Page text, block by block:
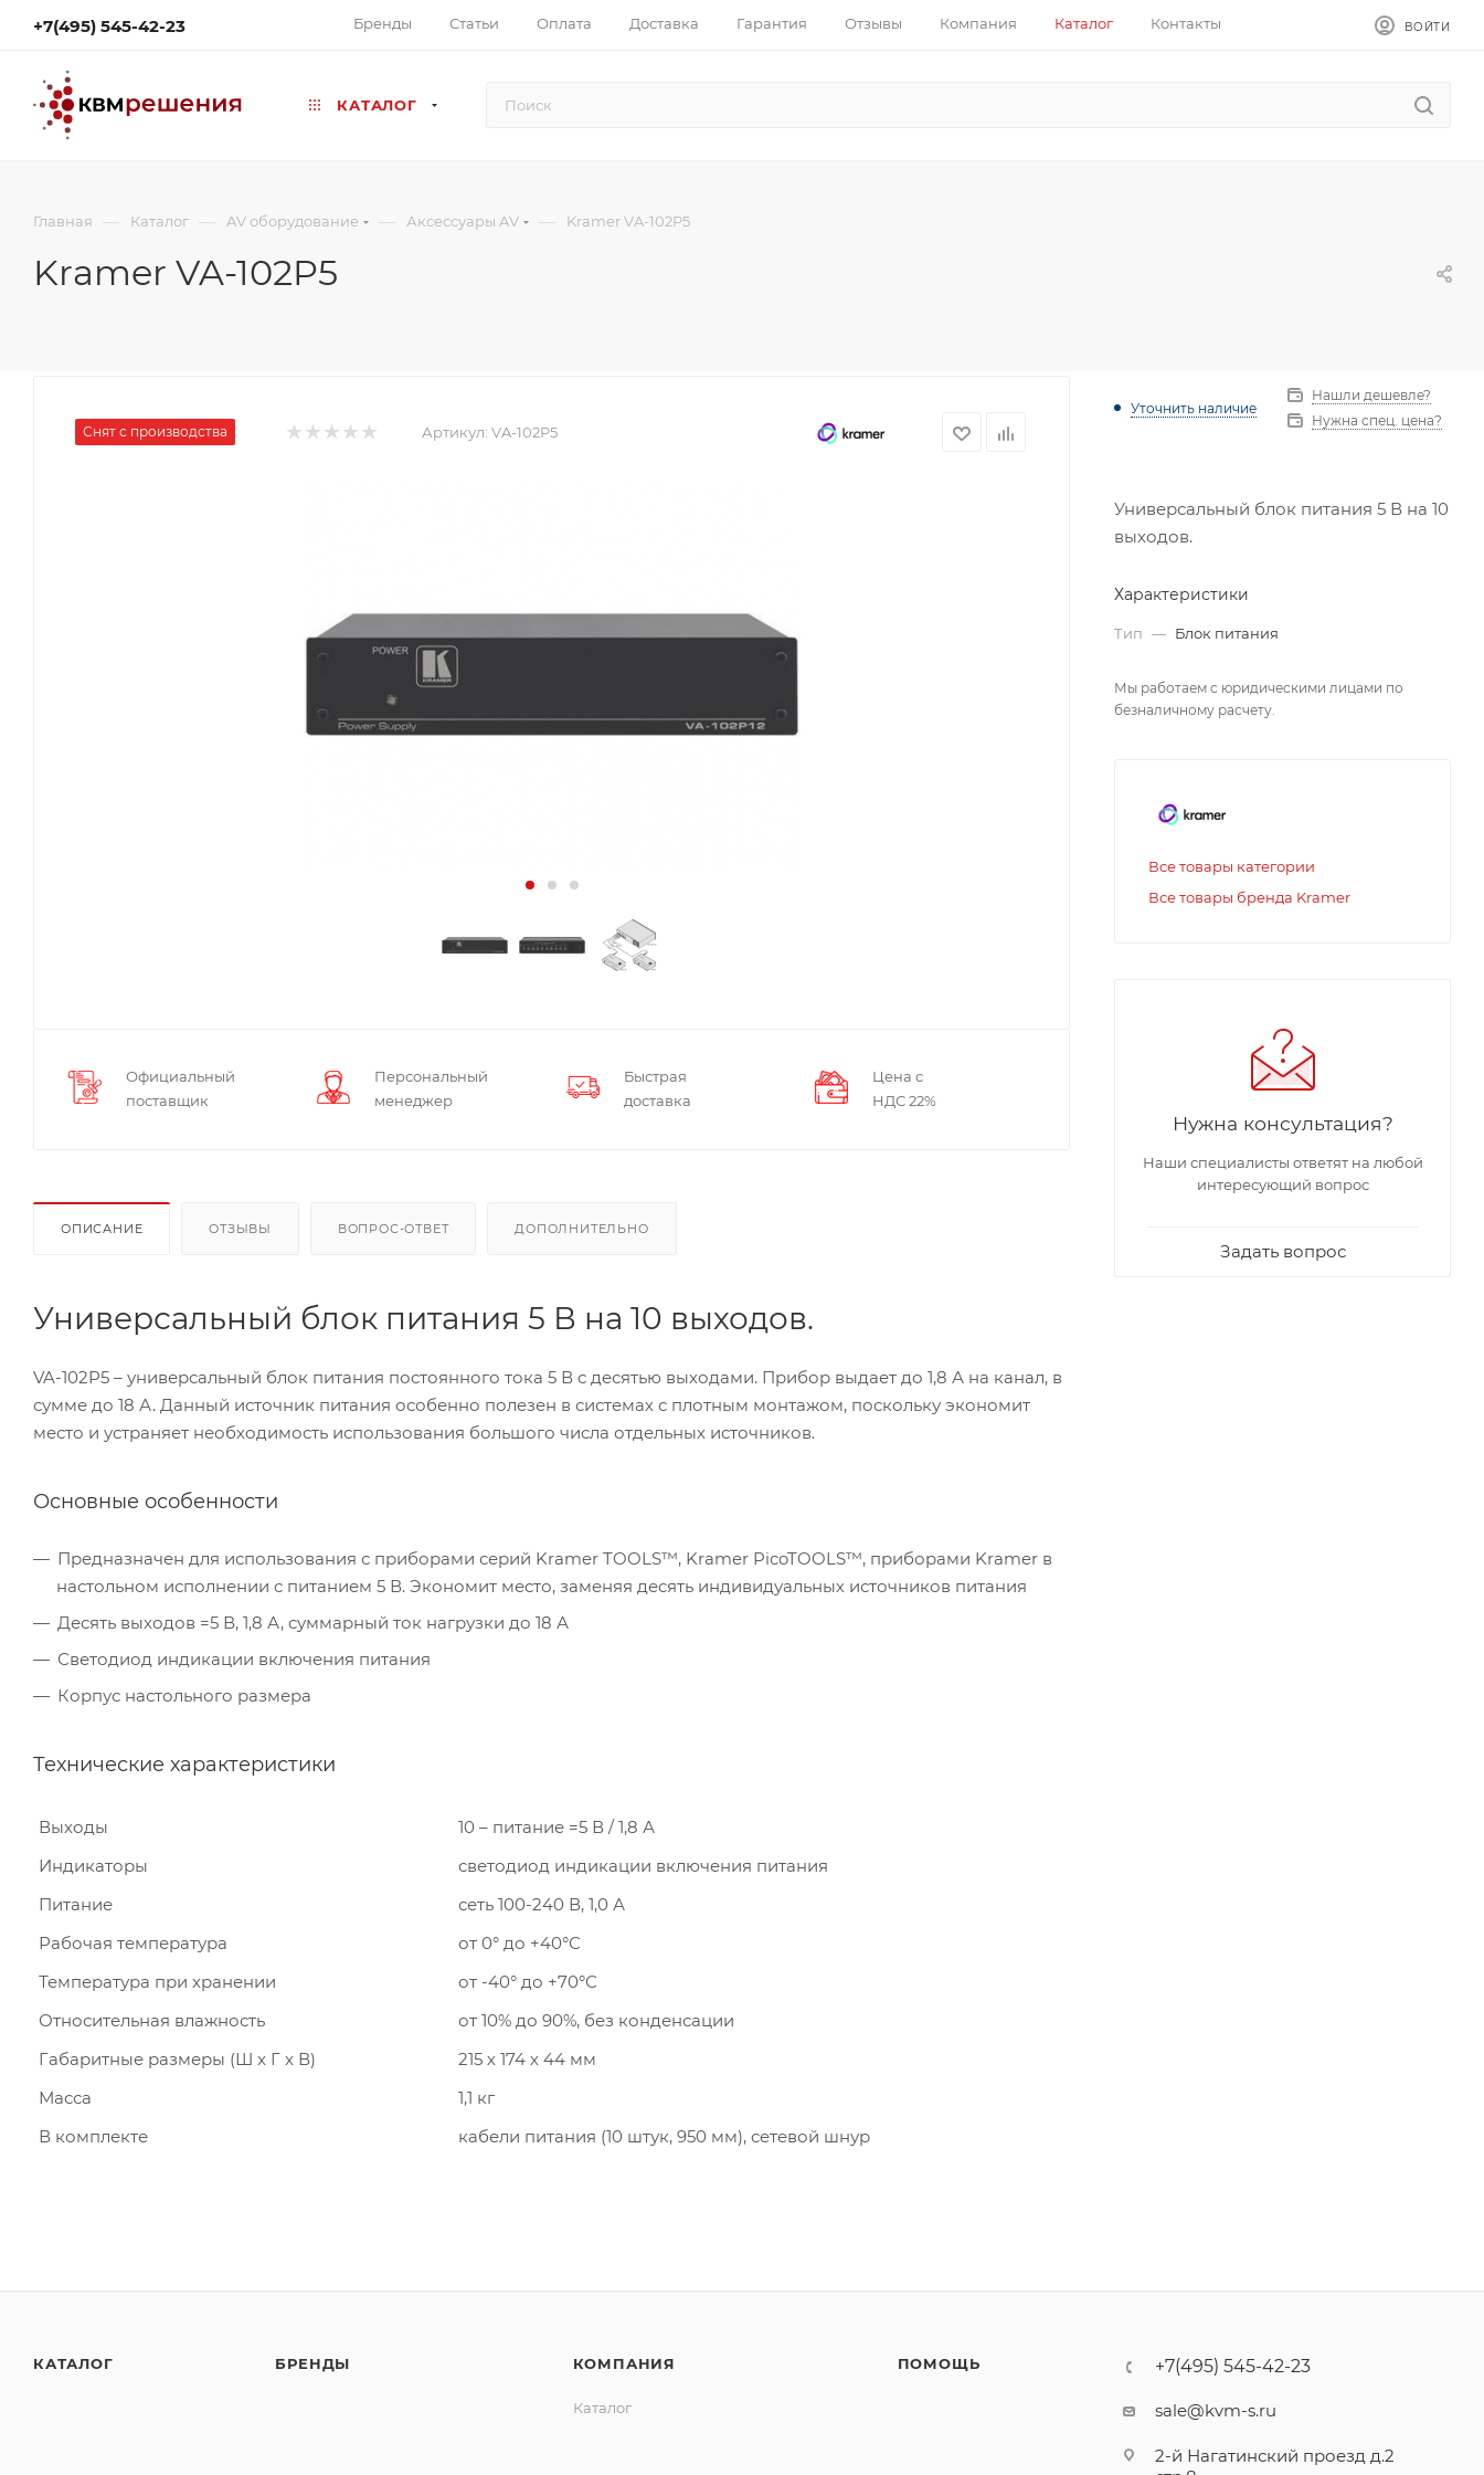
+7(495) 545-42-23 Бренды Статьи Оплата Доставка Гарантия Отзывы Компания Каталог Контакты ВОЙТИ
КАТАЛОГ
Главная — Каталог — AV оборудование — Аксессуары AV — Kramer VA-102P5
Kramer VA-102P5
Снят с производства Артикул: VA-102P5
Официальный
поставщик
Персональный
менеджер
Быстрая
доставка
Цена с
НДС 22%
ОПИСАНИЕ ОТЗЫВЫ ВОПРОС-ОТВЕТ ДОПОЛНИТЕЛЬНО
Универсальный блок питания 5 В на 10 выходов.
VA-102P5 – универсальный блок питания постоянного тока 5 В с десятью выходами. Прибор выдает до 1,8 А на канал, в
сумме до 18 А. Данный источник питания особенно полезен в системах с плотным монтажом, поскольку экономит
место и устраняет необходимость использования большого числа отдельных источников.
Основные особенности
Предназначен для использования с приборами серий Kramer TOOLS™, Kramer PicoTOOLS™, приборами Kramer в
настольном исполнении с питанием 5 В. Экономит место, заменяя десять индивидуальных источников питания
Десять выходов =5 В, 1,8 А, суммарный ток нагрузки до 18 А
Светодиод индикации включения питания
Корпус настольного размера
Технические характеристики
Выходы
10 – питание =5 В / 1,8 А
Индикаторы
светодиод индикации включения питания
Питание
сеть 100-240 В, 1,0 А
Рабочая температура
от 0° до +40°С
Температура при хранении
от -40° до +70°С
Относительная влажность
от 10% до 90%, без конденсации
Габаритные размеры (Ш x Г x В)
215 х 174 х 44 мм
Масса
1,1 кг
В комплекте
кабели питания (10 штук, 950 мм), сетевой шнур
Уточнить наличие
Нашли дешевле?
Нужна спец. цена?
Универсальный блок питания 5 В на 10
выходов.
Характеристики
Тип — Блок питания
Мы работаем с юридическими лицами по
безналичному расчету.
Все товары категории
Все товары бренда Kramer
Нужна консультация?
Наши специалисты ответят на любой
интересующий вопрос
Задать вопрос
КАТАЛОГ БРЕНДЫ КОМПАНИЯ
Каталог
ПОМОЩЬ +7(495) 545-42-23
sale@kvm-s.ru
2-й Нагатинский проезд д.2